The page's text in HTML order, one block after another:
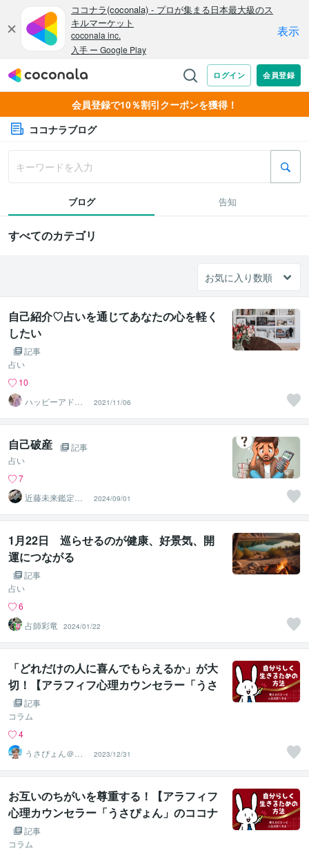
会員登録で10％割引クーポンを獲得！
ココナラブログ
ブログ 告知
すべてのカテゴリ
自己紹介♡占いを通じてあなたの心を軽く
したい
記事
占い
10
ハッピーアドバ
イザーリリラ
2021/11/06
自己破産
記事
占い
7
近藤未来鑑定
近藤 光 【移転
済】
2024/09/01
1月22日 巡らせるのが健康、好景気、開
運につながる
記事
占い
6
占師彩竜
2024/01/22
「どれだけの人に喜んでもらえるか」が大
切！【アラフィフ心理カウンセラー「うさ
ぴょん」のココナラ電話相談】
記事
コラム
4
うさぴょん＠癒
し系アラフィフ
心寄り添い人
2023/12/31
お互いのちがいを尊重する！【アラフィフ
心理カウンセラー「うさぴょん」のココナ
ラ電話相談】
記事
コラム